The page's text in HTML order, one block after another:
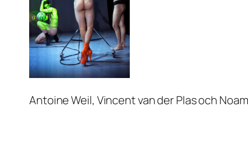
Antoine Weil, Vincent van der Plas och